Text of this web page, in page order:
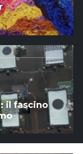
il fascino